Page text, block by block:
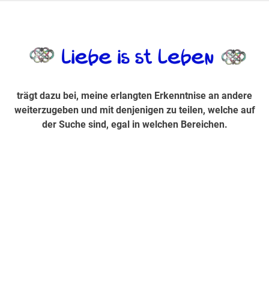
Suche sind, egal in welchen Bereichen.
trägt dazu bei, meine erlangten Erkenntnise an andere
weiterzugeben und mit denjenigen zu teilen, welche auf
der Suche sind, egal in welchen Bereichen.